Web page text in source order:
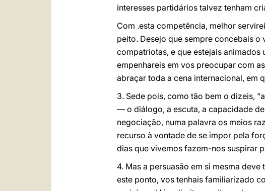
interesses partidários talvez tenham
Com .esta competência, melhor
peito. Desejo que sempre concebais
compatriotas, e que estejais
empenhareis em vos preocupar com
abraçar toda a cena internacional, em
3. Sede pois, como tão bem o dizeis,
— o diálogo, a escuta, a capacidade
negociação, numa palavra os meios
recurso à vontade de se impor pela
dias que vivemos fazem-nos suspirar
4. Mas a persuasão em si mesma deve
este ponto, vos tenhais familiarizado